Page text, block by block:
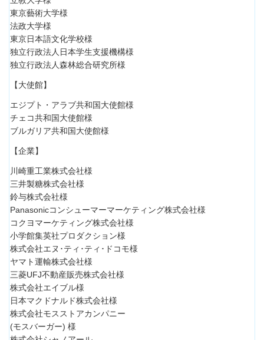
東京藝術大学様
法政大学様
東京日本語文化学校様
独立行政法人日本学生支援機構様
独立行政法人森林総合研究所様
【大使館】
エジプト・アラブ共和国大使館様
チェコ共和国大使館様
ブルガリア共和国大使館様
【企業】
川崎重工業株式会社様
三井製糖株式会社様
鈴与株式会社様
Panasonicコンシューマーマーケティング株式会社様
コクヨマーケティング株式会社様
小学館集英社プロダクション様
株式会社エヌ･ティ･ティ･ドコモ様
ヤマト運輸株式会社様
三菱UFJ不動産販売株式会社様
株式会社エイブル様
日本マクドナルド株式会社様
株式会社モスストアカンパニー
(モスバーガー) 様